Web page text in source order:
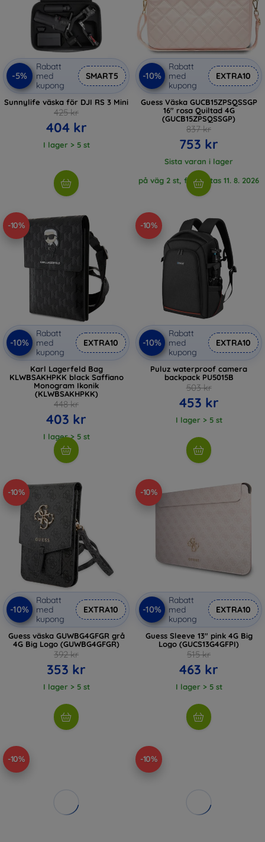
-5%
Rabatt
med
kupong
SMART5
Sunnylife väska för DJI RS 3 Mini
425 kr
404 kr
I lager > 5 st
-10%
Rabatt
med
kupong
EXTRA10
Guess Väska GUCB15ZPSQSSGP
16" rosa Quiltad 4G
(GUCB15ZPSQSSGP)
837 kr
753 kr
Sista varan i lager
på väg 2 st, förväntas 11. 8. 2026
-10%
-10%
Rabatt
med
kupong
EXTRA10
Karl Lagerfeld Bag
KLWBSAKHPKK black Saffiano
Monogram Ikonik
(KLWBSAKHPKK)
448 kr
403 kr
I lager > 5 st
-10%
-10%
Rabatt
med
kupong
EXTRA10
Puluz waterproof camera
backpack PU5015B
503 kr
453 kr
I lager > 5 st
-10%
-10%
Rabatt
med
kupong
EXTRA10
Guess väska GUWBG4GFGR grå
4G Big Logo (GUWBG4GFGR)
392 kr
353 kr
I lager > 5 st
-10%
-10%
Rabatt
med
kupong
EXTRA10
Guess Sleeve 13" pink 4G Big
Logo (GUCS13G4GFPI)
515 kr
463 kr
I lager > 5 st
-10% -10%